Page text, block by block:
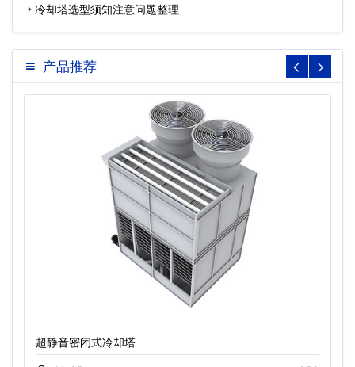
冷却塔选型须知注意问题整理
产品推荐
超静音密闭式冷却塔